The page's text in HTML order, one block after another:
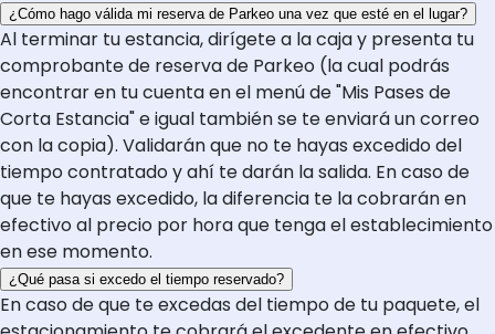
¿Cómo hago válida mi reserva de Parkeo una vez que esté en el lugar?
Al terminar tu estancia, dirígete a la caja y presenta tu
comprobante de reserva de Parkeo (la cual podrás
encontrar en tu cuenta en el menú de "Mis Pases de
Corta Estancia" e igual también se te enviará un correo
con la copia). Validarán que no te hayas excedido del
tiempo contratado y ahí te darán la salida. En caso de
que te hayas excedido, la diferencia te la cobrarán en
efectivo al precio por hora que tenga el establecimiento
en ese momento.
¿Qué pasa si excedo el tiempo reservado?
En caso de que te excedas del tiempo de tu paquete, el